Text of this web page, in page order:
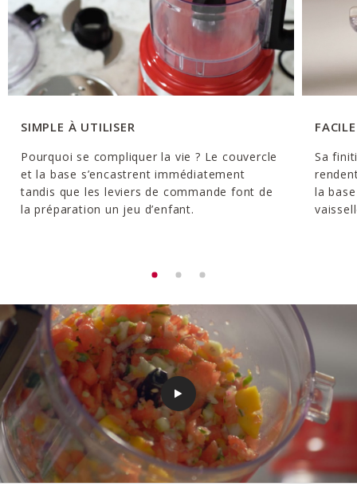
SIMPLE À UTILISER
Pourquoi se compliquer la vie ? Le couvercle
et la base s’encastrent immédiatement
tandis que les leviers de commande font de
la préparation un jeu d’enfant.
Sa
la